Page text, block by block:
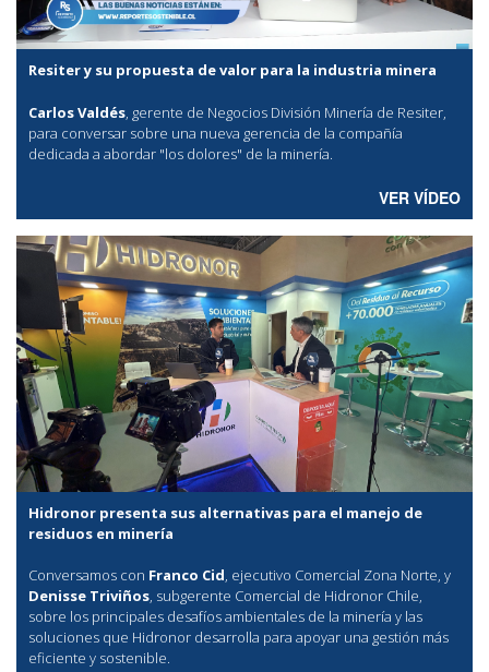
Resiter y su propuesta de valor para la industria minera
Carlos Valdés, gerente de Negocios División Minería de Resiter,
para conversar sobre una nueva gerencia de la compañía
dedicada a abordar "los dolores" de la minería.
VER VÍDEO
Hidronor presenta sus alternativas para el manejo de
residuos en minería
Conversamos con Franco Cid, ejecutivo Comercial Zona Norte, y
Denisse Triviños, subgerente Comercial de Hidronor Chile,
sobre los principales desafíos ambientales de la minería y las
soluciones que Hidronor desarrolla para apoyar una gestión más
eficiente y sostenible.